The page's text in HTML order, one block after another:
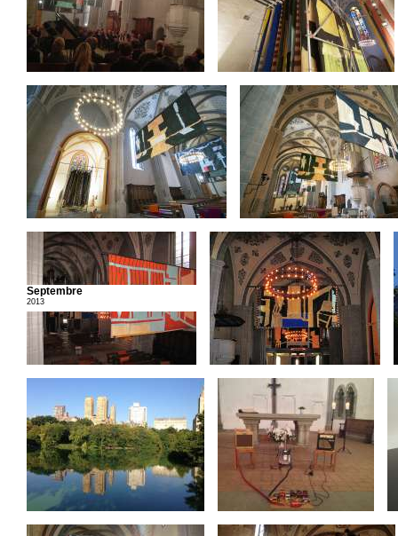
Septembre
2013